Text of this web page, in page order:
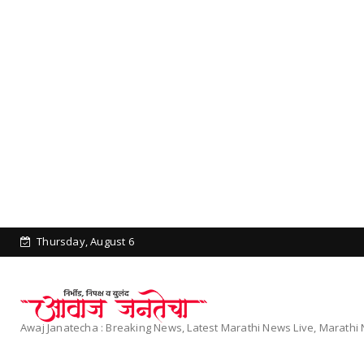
Thursday, August 6
Awaj Janatecha : Breaking News, Latest Marathi News Live, Marathi